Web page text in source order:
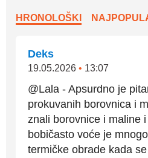
HRONOLOŠKI
Deks
19.05.2026 • 13:07
@Lala - Apsurdno je
prokuvanih borovnica i
znali borovnice i maline
bobičasto voće je
termičke obrade kada